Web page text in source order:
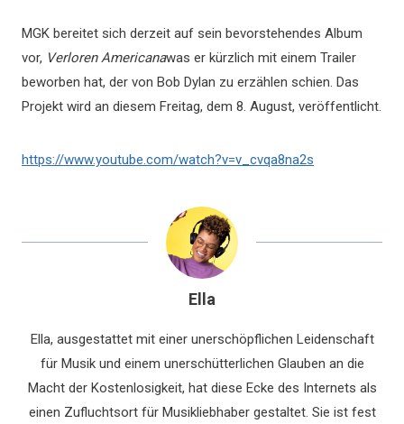
MGK bereitet sich derzeit auf sein bevorstehendes Album
vor, Verloren Americanawas er kürzlich mit einem Trailer
beworben hat, der von Bob Dylan zu erzählen schien. Das
Projekt wird an diesem Freitag, dem 8. August, veröffentlicht.
https://www.youtube.com/watch?v=v_cvqa8na2s
Ella
Ella, ausgestattet mit einer unerschöpflichen Leidenschaft
für Musik und einem unerschütterlichen Glauben an die
Macht der Kostenlosigkeit, hat diese Ecke des Internets als
einen Zufluchtsort für Musikliebhaber gestaltet. Sie ist fest